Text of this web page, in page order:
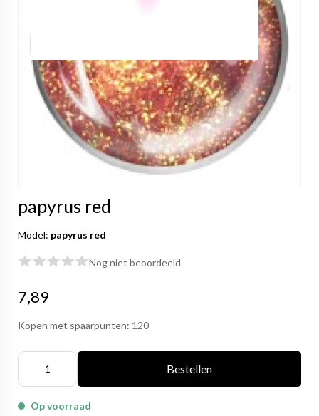
papyrus red
Model: papyrus red
Nog niet beoordeeld
7,89
Kopen met spaarpunten: 120
Bestellen
Op voorraad